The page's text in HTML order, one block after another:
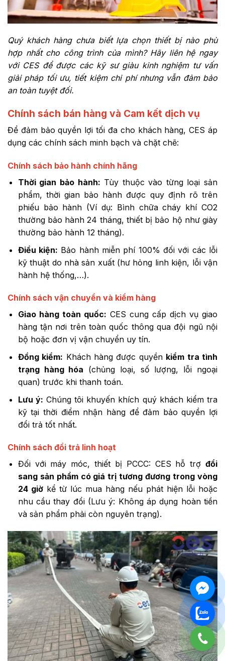
Quý khách hàng chưa biết lựa chọn thiết bị nào phù
hợp nhất cho công trình của mình? Hãy liên hệ ngay
với CES để được các kỹ sư giàu kinh nghiệm tư vấn
giải pháp tối ưu, tiết kiệm chi phí nhưng vẫn đảm bảo
an toàn tuyệt đối.
Chính sách bán hàng và Cam kết dịch vụ
Để đảm bảo quyền lợi tối đa cho khách hàng, CES áp
dụng các chính sách minh bạch và chặt chẽ:
Chính sách bảo hành chính hãng
Thời gian bảo hành: Tùy thuộc vào từng loại sản
phẩm, thời gian bảo hành được quy định rõ trên
phiếu bảo hành (Ví dụ: Bình chữa cháy khí CO2
thường bảo hành 24 tháng, thiết bị bảo hộ như giày
thường bảo hành 12 tháng).
Điều kiện: Bảo hành miễn phí 100% đối với các lỗi
kỹ thuật do nhà sản xuất (hư hỏng linh kiện, lỗi vận
hành hệ thống,…).
Chính sách vận chuyển và kiểm hàng
Giao hàng toàn quốc: CES cung cấp dịch vụ giao
hàng tận nơi trên toàn quốc thông qua đội ngũ nội
bộ hoặc đơn vị vận chuyển uy tín.
Đồng kiểm: Khách hàng được quyền kiểm tra tình
trạng hàng hóa (chủng loại, số lượng, lỗi ngoại
quan) trước khi thanh toán.
Lưu ý: Chúng tôi khuyến khích quý khách kiểm tra
kỹ tại thời điểm nhận hàng để đảm bảo quyền lợi
đổi trả tốt nhất.
Chính sách đổi trả linh hoạt
Đối với máy móc, thiết bị PCCC: CES hỗ trợ đổi
sang sản phẩm có giá trị tương đương trong vòng
24 giờkể từ lúc mua hàng nếu phát hiện lỗi hoặc
nhu cầu thay đổi (Lưu ý: Không áp dụng hoàn tiền
và sản phẩm phải còn nguyên trạng).